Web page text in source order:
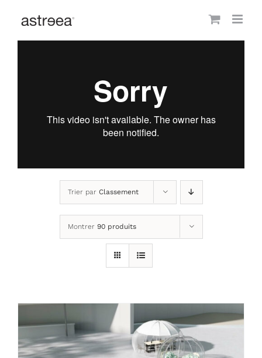
Trier par Classement
Montrer 90 produits